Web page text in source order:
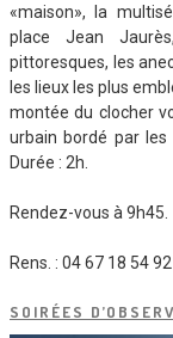
«maison», la
place Jean
pittoresques, les
les lieux les plus
montée du clocher
urbain bordé par
Durée : 2h.
Rendez-vous à 9h45.
Rens. : 04 67 18 54
SOIRÉES